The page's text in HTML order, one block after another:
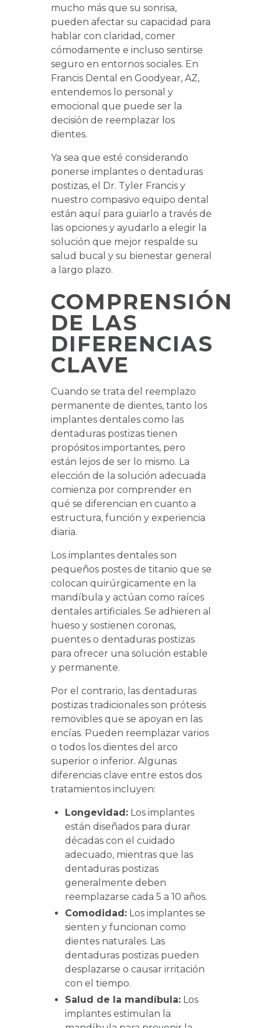
mucho más que su sonrisa,
pueden afectar su capacidad para
hablar con claridad, comer
cómodamente e incluso sentirse
seguro en entornos sociales. En
Francis Dental en Goodyear, AZ,
entendemos lo personal y
emocional que puede ser la
decisión de reemplazar los
dientes.
Ya sea que esté considerando
ponerse implantes o dentaduras
postizas, el Dr. Tyler Francis y
nuestro compasivo equipo dental
están aquí para guiarlo a través de
las opciones y ayudarlo a elegir la
solución que mejor respalde su
salud bucal y su bienestar general
a largo plazo.
COMPRENSIÓN
DE LAS
DIFERENCIAS
CLAVE
Cuando se trata del reemplazo
permanente de dientes, tanto los
implantes dentales como las
dentaduras postizas tienen
propósitos importantes, pero
están lejos de ser lo mismo. La
elección de la solución adecuada
comienza por comprender en
qué se diferencian en cuanto a
estructura, función y experiencia
diaria.
Los implantes dentales son
pequeños postes de titanio que se
colocan quirúrgicamente en la
mandíbula y actúan como raíces
dentales artificiales. Se adhieren al
hueso y sostienen coronas,
puentes o dentaduras postizas
para ofrecer una solución estable
y permanente.
Por el contrario, las dentaduras
postizas tradicionales son prótesis
removibles que se apoyan en las
encías. Pueden reemplazar varios
o todos los dientes del arco
superior o inferior. Algunas
diferencias clave entre estos dos
tratamientos incluyen:
Longevidad:Los implantes
están diseñados para durar
décadas con el cuidado
adecuado, mientras que las
dentaduras postizas
generalmente deben
reemplazarse cada 5 a 10 años.
Comodidad:Los implantes se
sienten y funcionan como
dientes naturales. Las
dentaduras postizas pueden
desplazarse o causar irritación
con el tiempo.
Salud de la mandíbula:Los
implantes estimulan la